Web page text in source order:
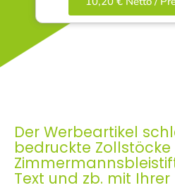
Der Werbeartikel
bedruckte Zollstöcke
Text und zb. mit